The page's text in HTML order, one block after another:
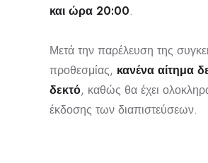
και ώρα 20:00.
Μετά την παρέλευση της
προθεσμίας, κανένα αίτημα
δεκτό, καθώς θα έχει
έκδοσης των διαπιστεύσεων.